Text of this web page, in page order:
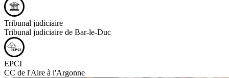
Tribunal judiciaire
Tribunal judiciaire de Bar-le-Duc
EPCI
CC de l'Aire à l'Argonne